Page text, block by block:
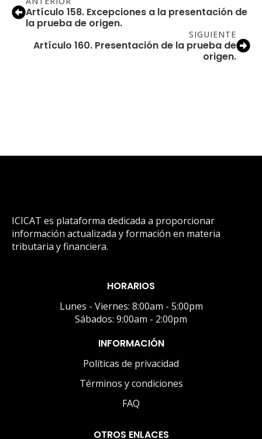
Artículo 158. Excepciones a la presentación de
la prueba de origen.
SIGUIENTE
Artículo 160. Presentación de la prueba de
origen.
ICICAT es plataforma dedicada a proporcionar
información actualizada y formación en materia
tributaria y financiera.
HORARIOS
Lunes - Viernes: 8:00am - 5:00pm
Sábados: 9:00am - 2:00pm
INFORMACIÓN
Políticas de privacidad
Términos y condiciones
FAQ
OTROS ENLACES